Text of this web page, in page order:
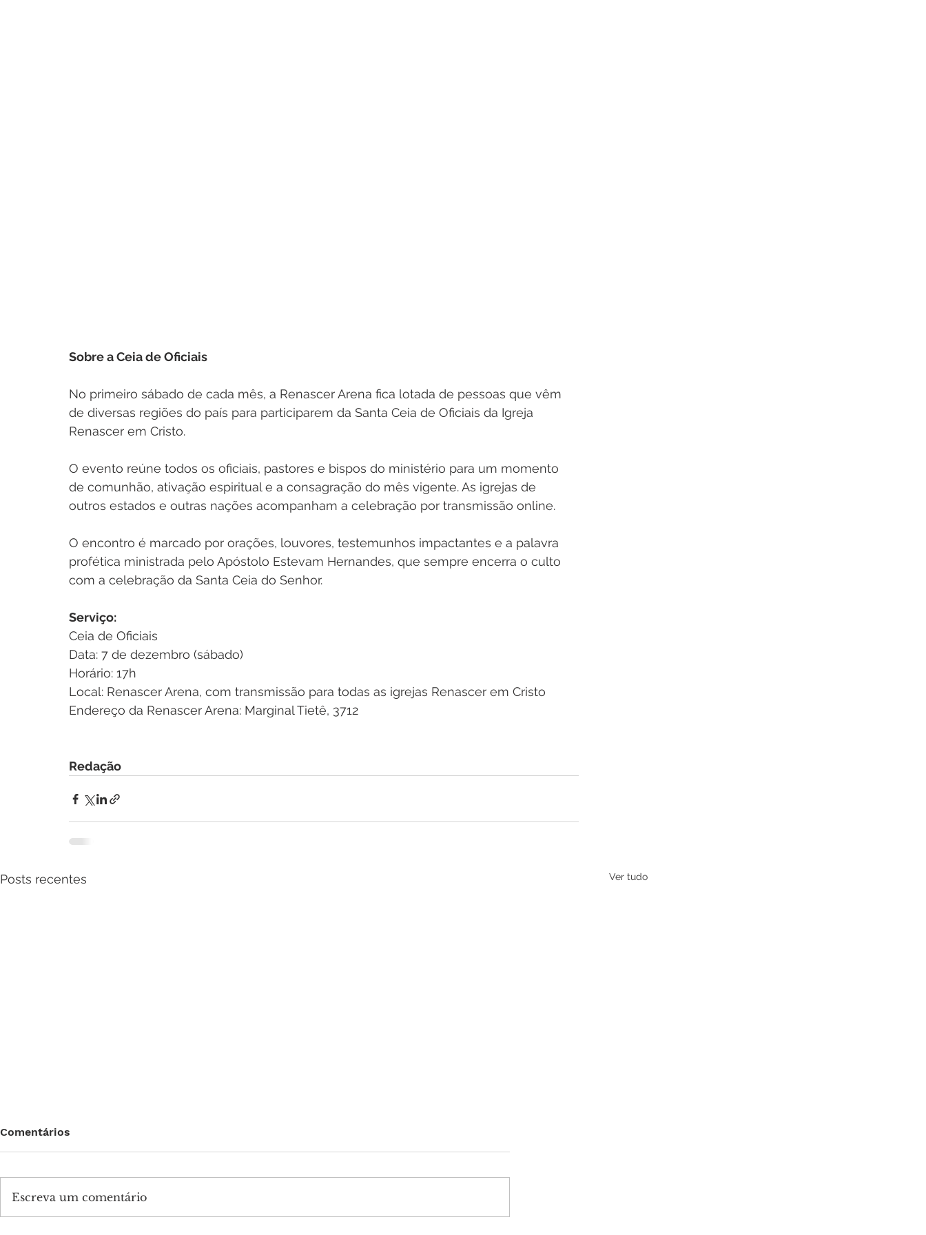
Sobre a Ceia de Oficiais
No primeiro sábado de cada mês, a Renascer Arena fica lotada de pessoas que vêm
de diversas regiões do país para participarem da Santa Ceia de Oficiais da Igreja
Renascer em Cristo.
O evento reúne todos os oficiais, pastores e bispos do ministério para um momento
de comunhão, ativação espiritual e a consagração do mês vigente. As igrejas de
outros estados e outras nações acompanham a celebração por transmissão online.
O encontro é marcado por orações, louvores, testemunhos impactantes e a palavra
profética ministrada pelo Apóstolo Estevam Hernandes, que sempre encerra o culto
com a celebração da Santa Ceia do Senhor.
Serviço:
Ceia de Oficiais
Data: 7 de dezembro (sábado)
Horário: 17h
Local: Renascer Arena, com transmissão para todas as igrejas Renascer em Cristo
Endereço da Renascer Arena: Marginal Tietê, 3712
Redação
Posts recentes Ver tudo
Comentários
Escreva um comentário